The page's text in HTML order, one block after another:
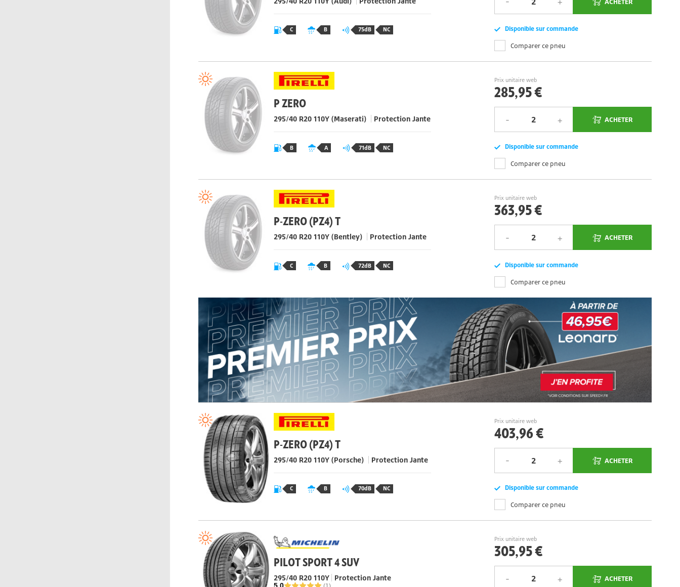
C B 75dB NC Disponible sur commande
Comparer ce pneu
P ZERO
295/40 R20 110Y (Maserati) Protection Jante
B A 71dB NC
Prix unitaire web
285,95 €
ACHETER
Disponible sur commande
Comparer ce pneu
P-ZERO (PZ4) T
295/40 R20 110Y (Bentley) Protection Jante
C B 72dB NC
Prix unitaire web
363,95 €
ACHETER
Disponible sur commande
Comparer ce pneu
P-ZERO (PZ4) T
295/40 R20 110Y (Porsche) Protection Jante
C B 70dB NC
Prix unitaire web
403,96 €
ACHETER
Disponible sur commande
Comparer ce pneu
PILOT SPORT 4 SUV
295/40 R20 110Y Protection Jante
Prix unitaire web
305,95 €
ACHETER